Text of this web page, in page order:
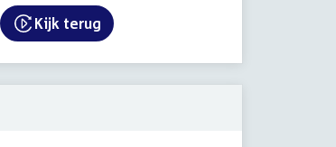
External link:
Kijk terug